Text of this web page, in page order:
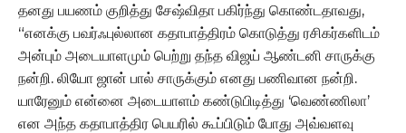
தனது பயணம் குறித்து சேஷ்விதா பகிர்ந்து கொண்டதாவது,
“எனக்கு பவர்ஃபுல்லான கதாபாத்திரம் கொடுத்து ரசிகர்களிடம்
அன்பும் அடையாளமும் பெற்று தந்த விஜய் ஆண்டனி சாருக்கு
நன்றி. லியோ ஜான் பால் சாருக்கும் எனது பணிவான நன்றி.
யாரேனும் என்னை அடையாளம் கண்டுபிடித்து ‘வெண்ணிலா’
என அந்த கதாபாத்திர பெயரில் கூப்பிடும் போது அவ்வளவு